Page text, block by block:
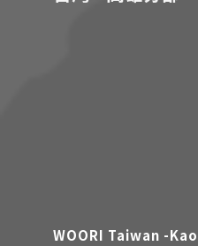
WOORI Taiwan -